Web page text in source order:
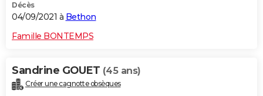
Décès
04/09/2021 à Bethon
Famille BONTEMPS
Sandrine GOUET (45 ans)
Créer une cagnotte obsèques